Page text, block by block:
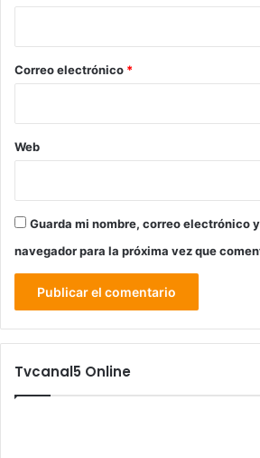
*
Correo electrónico *
Web
Guarda mi nombre, correo electrónico
navegador para la próxima vez que
Tvcanal5 Online